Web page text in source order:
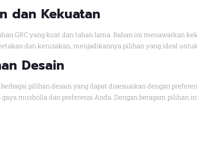
dan Kekuatan
GRC yang kuat dan tahan lama. Bahan ini menawarkan
dan kerusakan, menjadikannya pilihan yang ideal
Desain
pilihan desain yang dapat disesuaikan dengan
musholla dan preferensi Anda. Dengan beragam